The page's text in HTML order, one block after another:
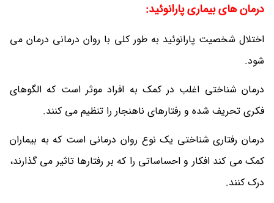
درمان های بیماری پارانوئید:
اختلال شخصیت پارانوئید به طور کلی با روان درمانی درمان می
شود.
درمان شناختی اغلب در کمک به افراد موثر است که الگوهای
فکری تحریف شده و رفتارهای ناهنجار را تنظیم می کنند.
درمان رفتاری شناختی یک نوع روان درمانی است که به بیماران
کمک می کند افکار و احساساتی را که بر رفتارها تاثیر می گذارند،
درک کنند.